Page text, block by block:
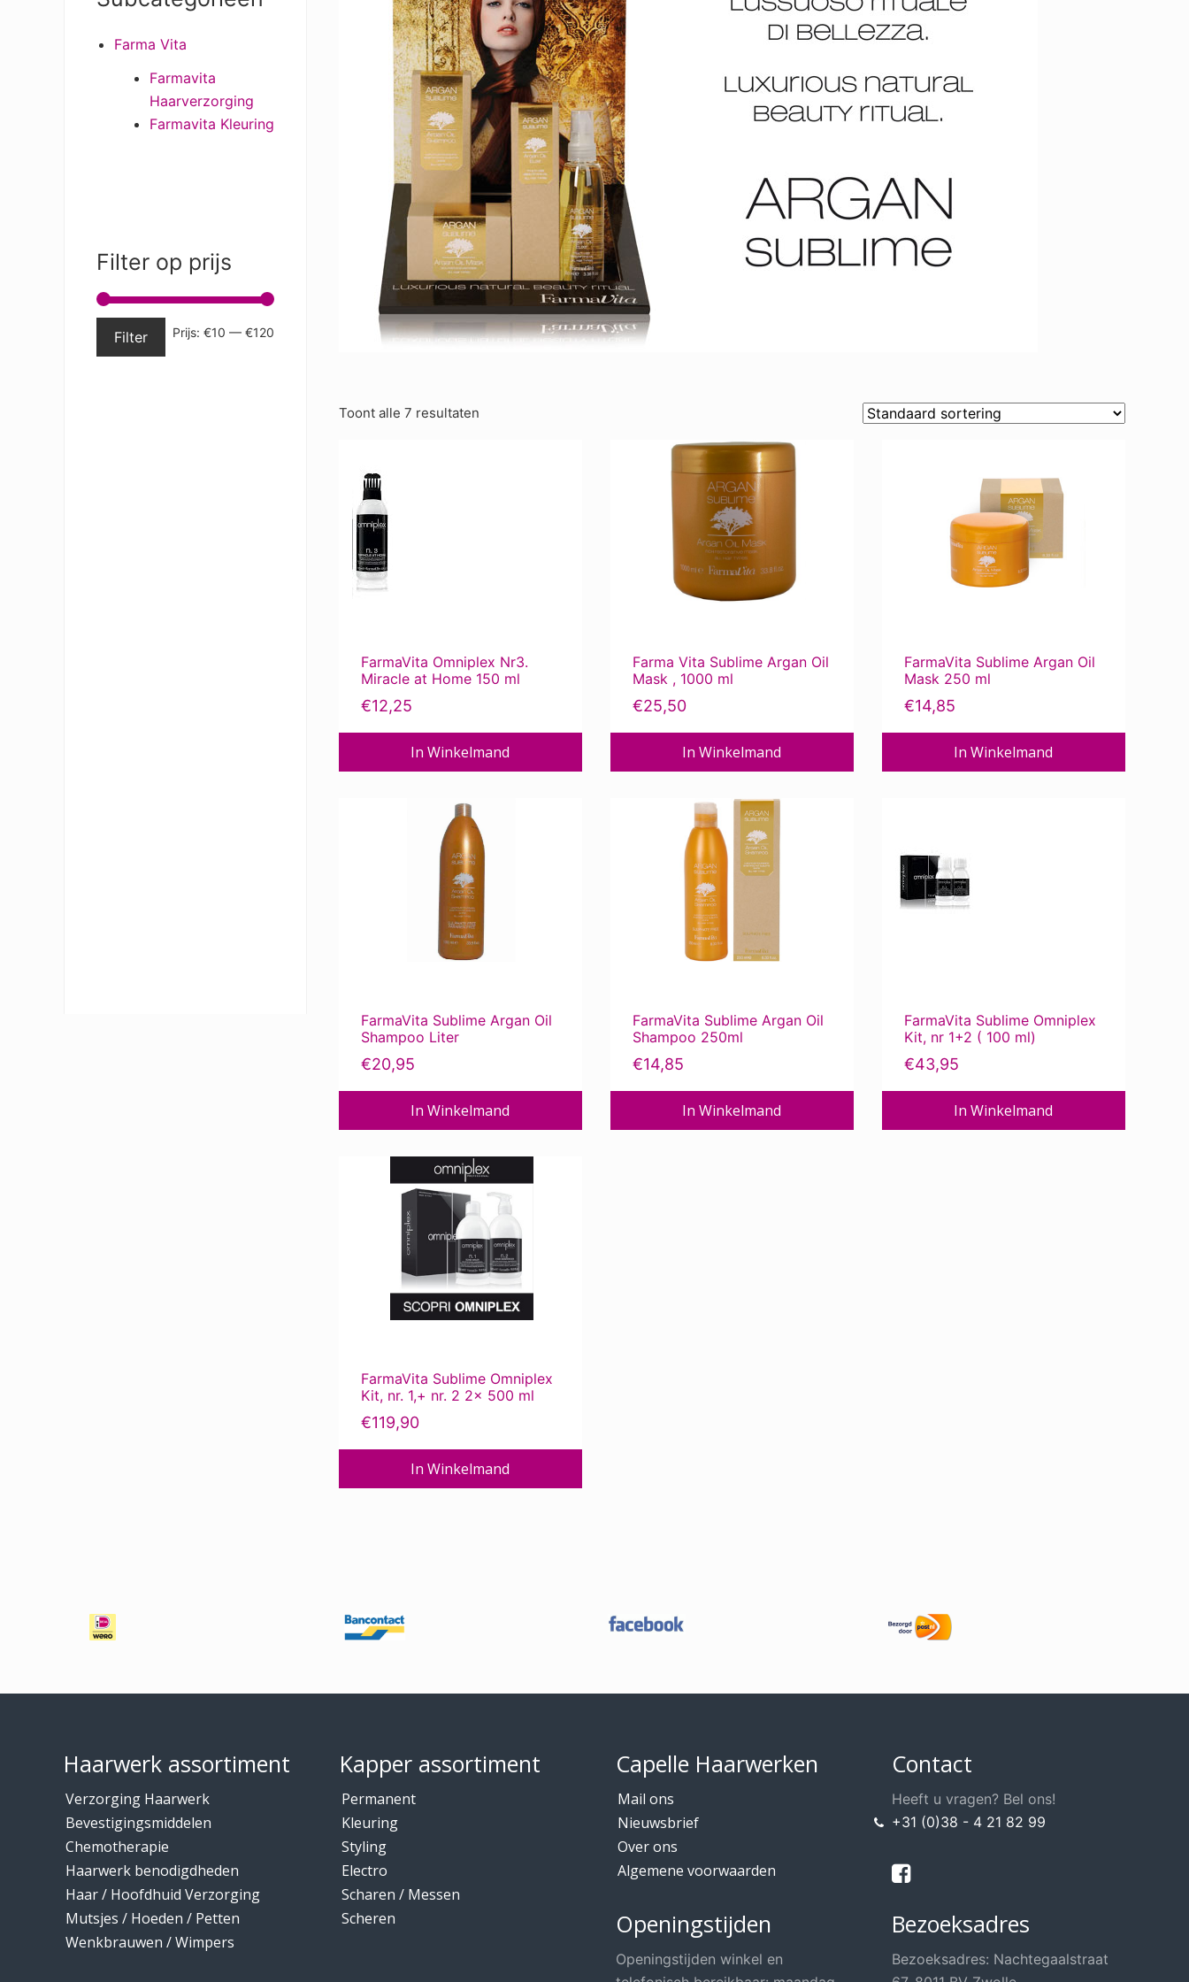
Farma Vita
Farmavita
Haarverzorging
Farmavita Kleuring
Filter op prijs
Filter Prijs: €10 — €120
Toont alle 7 resultaten
FarmaVita Omniplex Nr3.
Miracle at Home 150 ml
€12,25
In Winkelmand
Farma Vita Sublime Argan Oil
Mask , 1000 ml
€25,50
In Winkelmand
FarmaVita Sublime Argan Oil
Mask 250 ml
€14,85
In Winkelmand
FarmaVita Sublime Argan Oil
Shampoo Liter
€20,95
In Winkelmand
FarmaVita Sublime Argan Oil
Shampoo 250ml
€14,85
In Winkelmand
FarmaVita Sublime Omniplex
Kit, nr 1+2 ( 100 ml)
€43,95
In Winkelmand
FarmaVita Sublime Omniplex
Kit, nr. 1,+ nr. 2 2x 500 ml
€119,90
In Winkelmand
Haarwerk assortiment
Verzorging Haarwerk
Bevestigingsmiddelen
Chemotherapie
Haarwerk benodigdheden
Haar / Hoofdhuid Verzorging
Mutsjes / Hoeden / Petten
Wenkbrauwen / Wimpers
Kapper assortiment
Permanent
Kleuring
Styling
Electro
Scharen / Messen
Scheren
Capelle Haarwerken
Mail ons
Nieuwsbrief
Over ons
Algemene voorwaarden
Openingstijden
Openingstijden winkel en
Contact
Heeft u vragen? Bel ons!
+31 (0)38 - 4 21 82 99
Bezoeksadres
Bezoeksadres: Nachtegaalstraat